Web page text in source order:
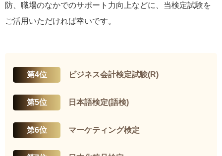
防、職場のなかでのサポート力向上などに、当検定試験を
ご活用いただければ幸いです。
第4位 ビジネス会計検定試験(R)
第5位 日本語検定(語検)
第6位 マーケティング検定